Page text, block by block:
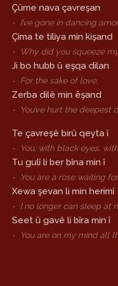
Çûme nava çavreşan
- I’ve gone in dancing
Çima te tiliya min kişand
- Why did you squeeze
Ji bo hubb û eşqa dilan
- For the sake of love,
Zerba dilê min êşand
- You’ve hurt the deepest
Te çavreşê birû qeyta î
- You, with black eyes,
Tu gulî li ber bîna min î
- You are a rose waiting
Xewa şevan li min herimî
- I no longer can sleep at
Seet û gavê li bîra min î
- You are on my mind all